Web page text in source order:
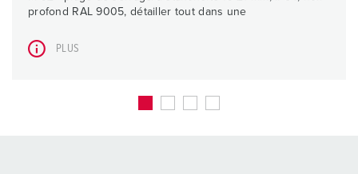
profond RAL 9005, détailler tout dans une
PLUS